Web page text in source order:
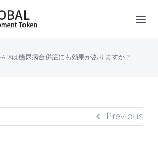
Development Token
News
ALAは糖尿病合併症にも効果がありますか？
Previous